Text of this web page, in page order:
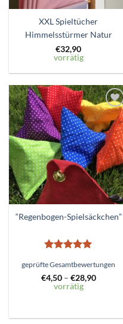
XXL Spieltücher
Himmelsstürmer Natur
€32,90
vorrätig
Zum
Wunschzettel
hinzufügen
“Regenbogen-Spielsäckchen”
mit5von
5
geprüfte Gesamtbewertungen
€4,50– €28,90
vorrätig